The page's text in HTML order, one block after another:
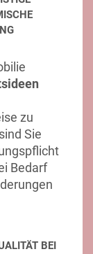
zu
Sie
Bedarf
BEI